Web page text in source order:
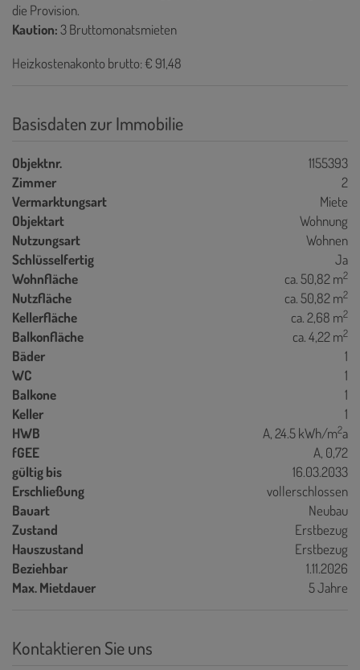
die Provision.
Kaution:3 Bruttomonatsmieten
Heizkostenakonto brutto: € 91,48
Basisdaten zur Immobilie
Objektnr.
1155393
Zimmer
2
Vermarktungsart
Miete
Objektart
Wohnung
Nutzungsart
Wohnen
Schlüsselfertig
Ja
Wohnfläche
ca. 50,82 m2
Nutzfläche ca. 50,82 m2
Kellerfläche ca. 2,68 m2
Balkonfläche ca. 4,22 m2
Bäder
1
WC
1
Balkone
1
Keller
1
HWB
A, 24.5 kWh/m2a
fGEE
A, 0,72
gültig bis
16.03.2033
Erschließung
vollerschlossen
Bauart
Neubau
Zustand
Erstbezug
Hauszustand
Erstbezug
Beziehbar
1.11.2026
Max. Mietdauer
5 Jahre
Kontaktieren Sie uns